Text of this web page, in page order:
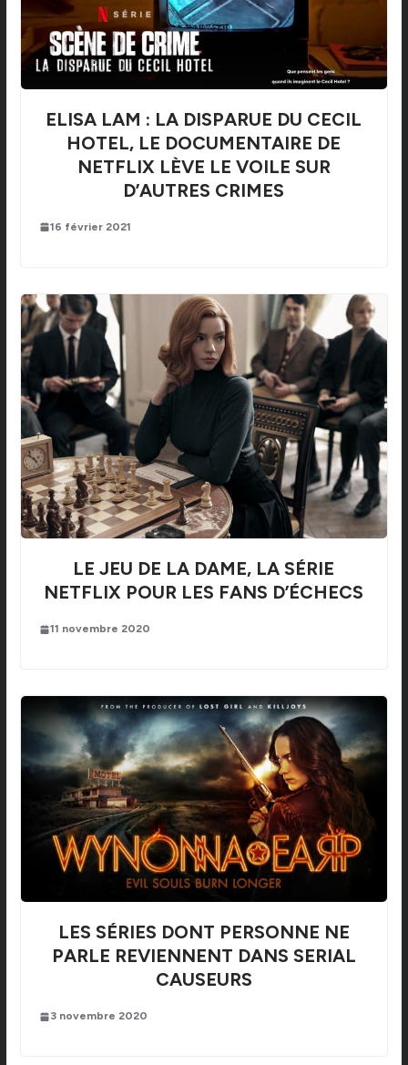
ELISA LAM : LA DISPARUE DU CECIL
HOTEL, LE DOCUMENTAIRE DE
NETFLIX LÈVE LE VOILE SUR
D’AUTRES CRIMES
16 février 2021
LE JEU DE LA DAME, LA SÉRIE
NETFLIX POUR LES FANS D’ÉCHECS
11 novembre 2020
LES SÉRIES DONT PERSONNE NE
PARLE REVIENNENT DANS SERIAL
CAUSEURS
3 novembre 2020